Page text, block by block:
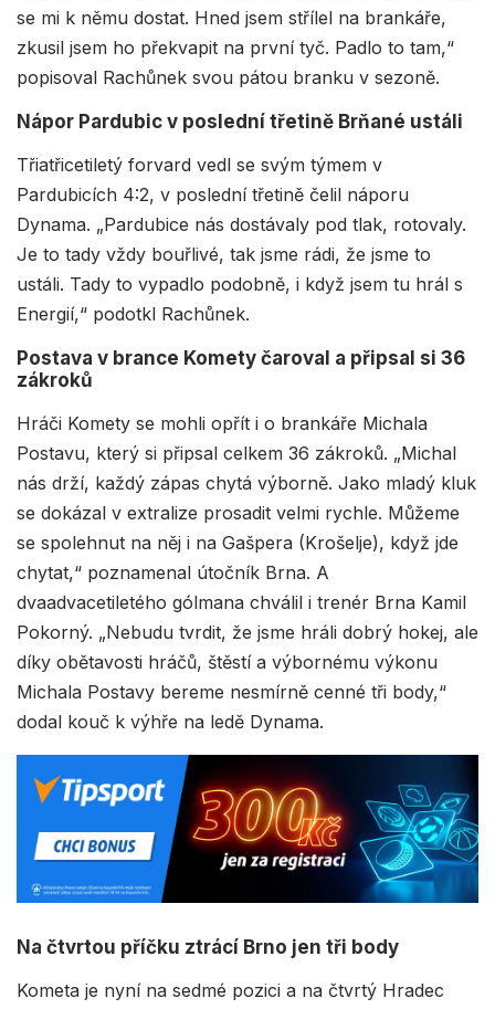
se mi k němu dostat. Hned jsem střílel na brankáře,
zkusil jsem ho překvapit na první tyč. Padlo to tam,“
popisoval Rachůnek svou pátou branku v sezoně.
Nápor Pardubic v poslední třetině Brňané ustáli
Třiatřicetiletý forvard vedl se svým týmem v
Pardubicích 4:2, v poslední třetině čelil náporu
Dynama. „Pardubice nás dostávaly pod tlak, rotovaly.
Je to tady vždy bouřlivé, tak jsme rádi, že jsme to
ustáli. Tady to vypadlo podobně, i když jsem tu hrál s
Energií,“ podotkl Rachůnek.
Postava v brance Komety čaroval a připsal si 36
zákroků
Hráči Komety se mohli opřít i o brankáře Michala
Postavu, který si připsal celkem 36 zákroků. „Michal
nás drží, každý zápas chytá výborně. Jako mladý kluk
se dokázal v extralize prosadit velmi rychle. Můžeme
se spolehnut na něj i na Gašpera (Krošelje), když jde
chytat,“ poznamenal útočník Brna. A
dvaadvacetiletého gólmana chválil i trenér Brna Kamil
Pokorný. „Nebudu tvrdit, že jsme hráli dobrý hokej, ale
díky obětavosti hráčů, štěstí a výbornému výkonu
Michala Postavy bereme nesmírně cenné tři body,“
dodal kouč k výhře na ledě Dynama.
Na čtvrtou příčku ztrácí Brno jen tři body
Kometa je nyní na sedmé pozici a na čtvrtý Hradec